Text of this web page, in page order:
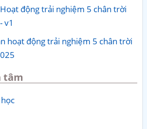
động trải nghiệm 5 chân trời
v1
hoạt động trải nghiệm 5 chân trời
tâm